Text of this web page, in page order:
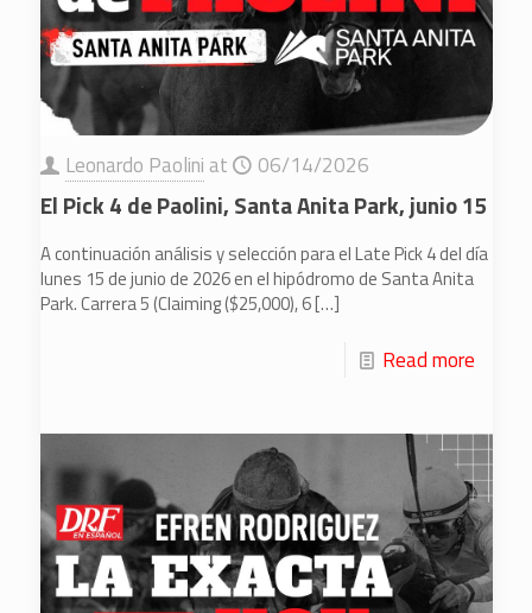
Leonardo Paolini at 06/14/2026
El Pick 4 de Paolini, Santa Anita Park, junio 15
A continuación análisis y selección para el Late Pick 4 del día
lunes 15 de junio de 2026 en el hipódromo de Santa Anita
Park. Carrera 5 (Claiming ($25,000), 6[…]
Read more